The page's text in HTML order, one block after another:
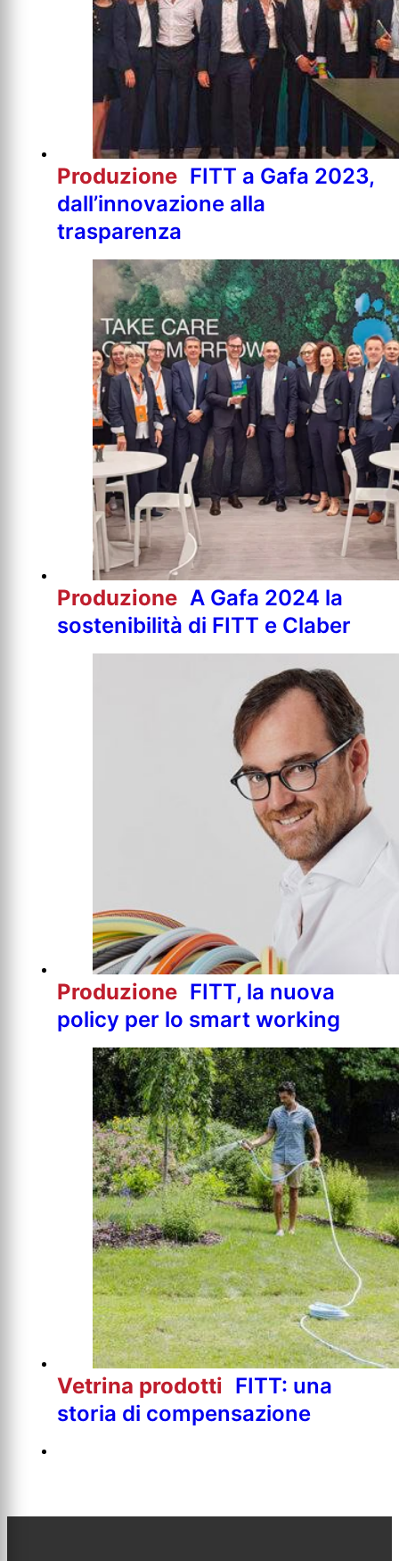
Produzione FITT a Gafa 2023,
dall’innovazione alla
trasparenza
Produzione A Gafa 2024 la
sostenibilità di FITT e Claber
Produzione FITT, la nuova
policy per lo smart working
Vetrina prodotti FITT: una
storia di compensazione